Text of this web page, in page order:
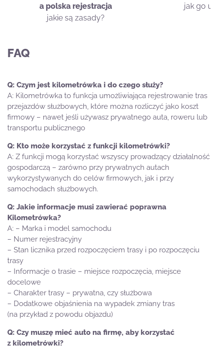
a polska rejestracja
jakie są zasady?
jak go
FAQ
Czym jest kilometrówka i do czego służy?
Kilometrówka to funkcja umożliwiająca rejestrowanie tras
przejazdów służbowych, które można rozliczyć jako koszt
firmowy – nawet jeśli używasz prywatnego auta, roweru lub
transportu publicznego
Kto może korzystać z funkcji kilometrówki?
Z funkcji mogą korzystać wszyscy prowadzący działalność
gospodarczą – zarówno przy prywatnych autach
wykorzystywanych do celów firmowych, jak i przy
samochodach służbowych.
Jakie informacje musi zawierać poprawna
Kilometrówka?
– Marka i model samochodu
– Numer rejestracyjny
– Stan licznika przed rozpoczęciem trasy i po rozpoczęciu
trasy
– Informacje o trasie – miejsce rozpoczęcia, miejsce
docelowe
– Charakter trasy – prywatna, czy służbowa
– Dodatkowe objaśnienia na wypadek zmiany tras
(na przykład z powodu objazdu)
Czy muszę mieć auto na firmę, aby korzystać
z kilometrówki?